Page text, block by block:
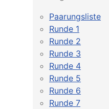
Paarungsliste
Runde 1
Runde 2
Runde 3
Runde 4
Runde 5
Runde 6
Runde 7